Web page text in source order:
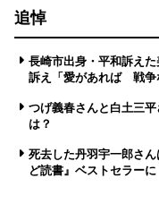
追悼
長崎市出身・平和訴え
訴え「愛があれば 戦争
つげ義春さんと白土三
は？
死去した丹羽宇一郎さ
ど読書』ベストセラーに